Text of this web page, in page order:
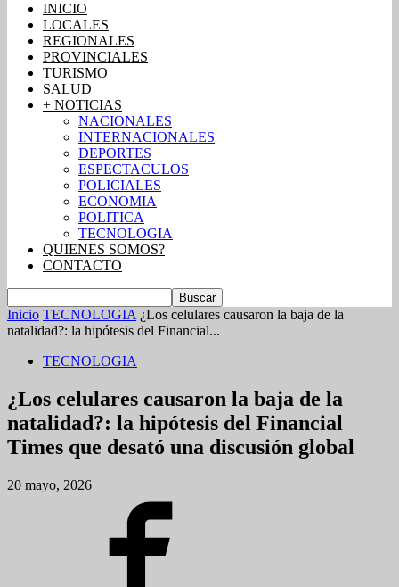
INICIO
LOCALES
REGIONALES
PROVINCIALES
TURISMO
SALUD
+ NOTICIAS
NACIONALES
INTERNACIONALES
DEPORTES
ESPECTACULOS
POLICIALES
ECONOMIA
POLITICA
TECNOLOGIA
QUIENES SOMOS?
CONTACTO
Inicio TECNOLOGIA ¿Los celulares causaron la baja de la
natalidad?: la hipótesis del Financial...
TECNOLOGIA
¿Los celulares causaron la baja de la
natalidad?: la hipótesis del Financial
Times que desató una discusión global
20 mayo, 2026